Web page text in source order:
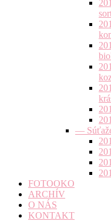
—
FOTOOKO
ARCHÍV
O NÁS
KONTAKT